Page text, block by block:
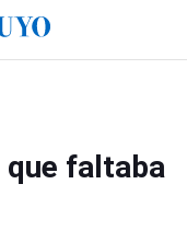
faltaba